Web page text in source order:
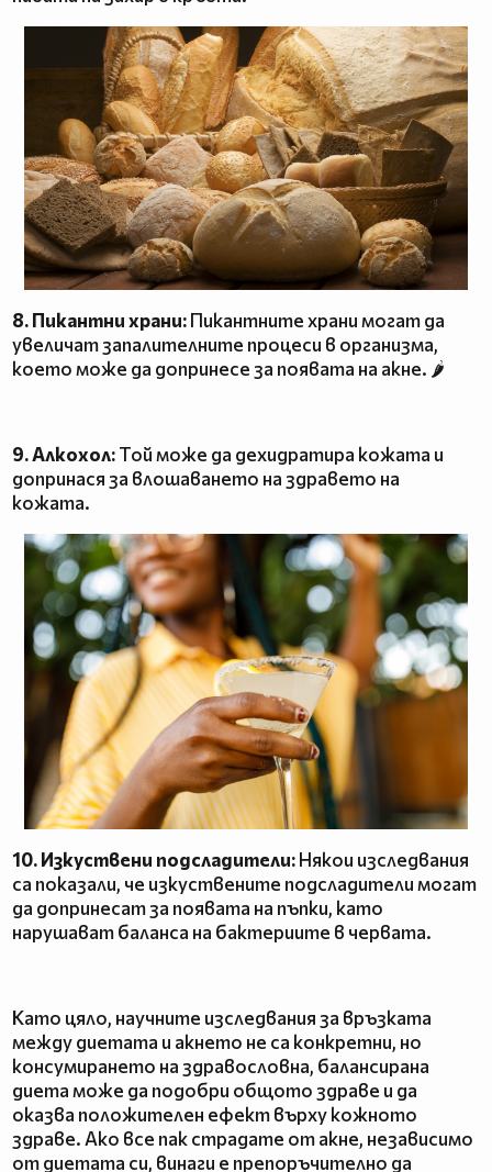
8. Пикантни храни:Пикантните храни могат да
увеличат запалителните процеси в организма,
което може да допринесе за появата на акне. 🌶
9. Алкохол:Той може да дехидратира кожата и
допринася за влошаването на здравето на
кожата.
10. Изкуствени подсладители:Някои изследвания
са показали, че изкуствените подсладители могат
да допринесат за появата на пъпки, като
нарушават баланса на бактериите в червата.
Като цяло, научните изследвания за връзката
между диетата и акнето не са конкретни, но
консумирането на здравословна, балансирана
диета може да подобри общото здраве и да
оказва положителен ефект върху кожното
здраве. Ако все пак страдате от акне, независимо
от диетата си, винаги е препоръчително да